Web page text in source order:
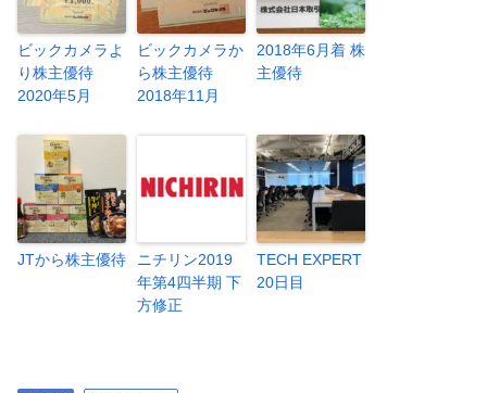
ビックカメラよ
り株主優待
2020年5月
ビックカメラか
ら株主優待
2018年11月
2018年6月着 株
主優待
JTから株主優待
ニチリン2019
年第4四半期 下
方修正
TECH EXPERT
20日目